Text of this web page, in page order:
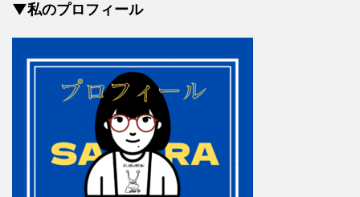
▼私のプロフィール